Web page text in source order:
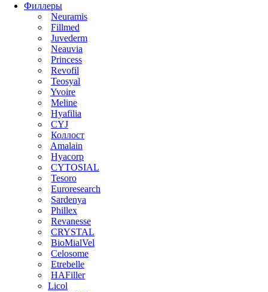
Филлеры
Neuramis
Fillmed
Juvederm
Neauvia
Princess
Revofil
Teosyal
Yvoire
Meline
Hyafilia
CYJ
Коллост
Amalain
Hyacorp
CYTOSIAL
Tesoro
Euroresearch
Sardenya
Phillex
Revanesse
CRYSTAL
BioMialVel
Celosome
Etrebelle
HAFiller
Licol